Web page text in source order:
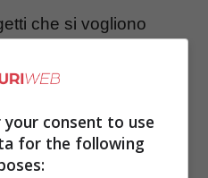
che si vogliono
per esempio in
loro fragilità e alla
In questo
consent to use
for the following